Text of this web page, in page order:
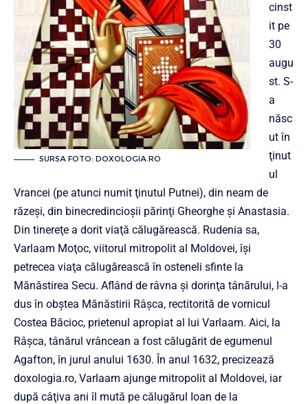
SURSA FOTO: DOXOLOGIA.RO
cinst
it pe
30
augu
st. S-
a
născ
ut în
ţinut
ul
Vrancei (pe atunci numit ţinutul Putnei), din neam de
răzeşi, din binecredincioşii părinţi Gheorghe şi Anastasia.
Din tinereţe a dorit viaţă călugărească. Rudenia sa,
Varlaam Moţoc, viitorul mitropolit al Moldovei, îşi
petrecea viaţa călugărească în osteneli sfinte la
Mănăstirea Secu. Aflând de râvna şi dorinţa tânărului, l-a
dus în obştea Mănăstirii Râşca, rectitorită de vornicul
Costea Băcioc, prietenul apropiat al lui Varlaam. Aici, la
Râşca, tânărul vrâncean a fost călugărit de egumenul
Agafton, în jurul anului 1630. În anul 1632, precizează
doxologia.ro, Varlaam ajunge mitropolit al Moldovei, iar
după câţiva ani îl mută pe călugărul Ioan de la